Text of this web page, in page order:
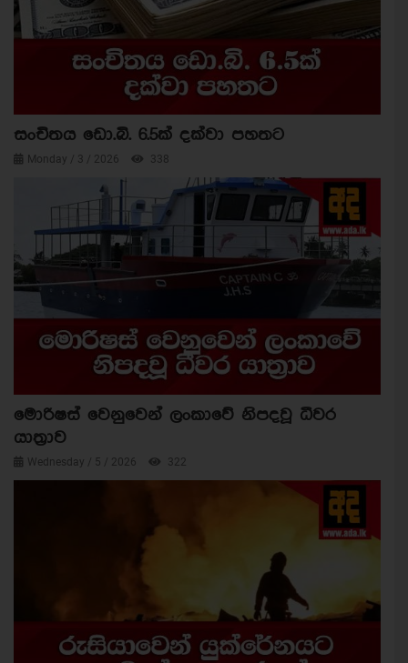
සංචිතය ඩො.බි. 6.5ක් දක්වා පහතට
Monday / 3 / 2026 338
මොරිෂස් වෙනුවෙන් ලංකාවේ නිපදවූ ධීවර
යාත්‍රාව
Wednesday / 5 / 2026 322